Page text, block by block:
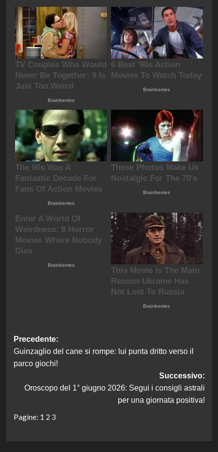
Navigazione
articolo
Precedente:
Guinzaglio del cane si rompe: lui punta dritto verso il
parco giochi!
Successivo:
Oroscopo del 1° giugno 2026: Segui i consigli astrali
per una giornata positiva!
Pagine: 1 2 3